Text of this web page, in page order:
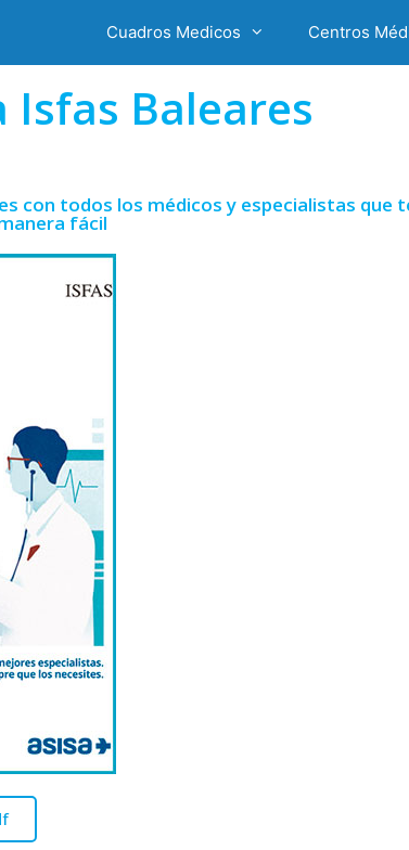
Cuadros Medicos Centros
Isfas Baleares
con todos los médicos y especialistas que
fácil